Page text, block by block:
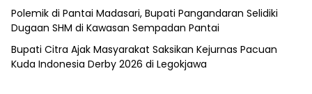
Polemik di Pantai Madasari, Bupati Pangandaran Selidiki
Dugaan SHM di Kawasan Sempadan Pantai
Bupati Citra Ajak Masyarakat Saksikan Kejurnas Pacuan
Kuda Indonesia Derby 2026 di Legokjawa